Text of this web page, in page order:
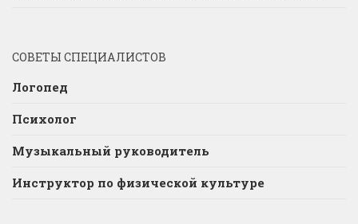
СОВЕТЫ СПЕЦИАЛИСТОВ
Логопед
Психолог
Музыкальный руководитель
Инструктор по физической культуре